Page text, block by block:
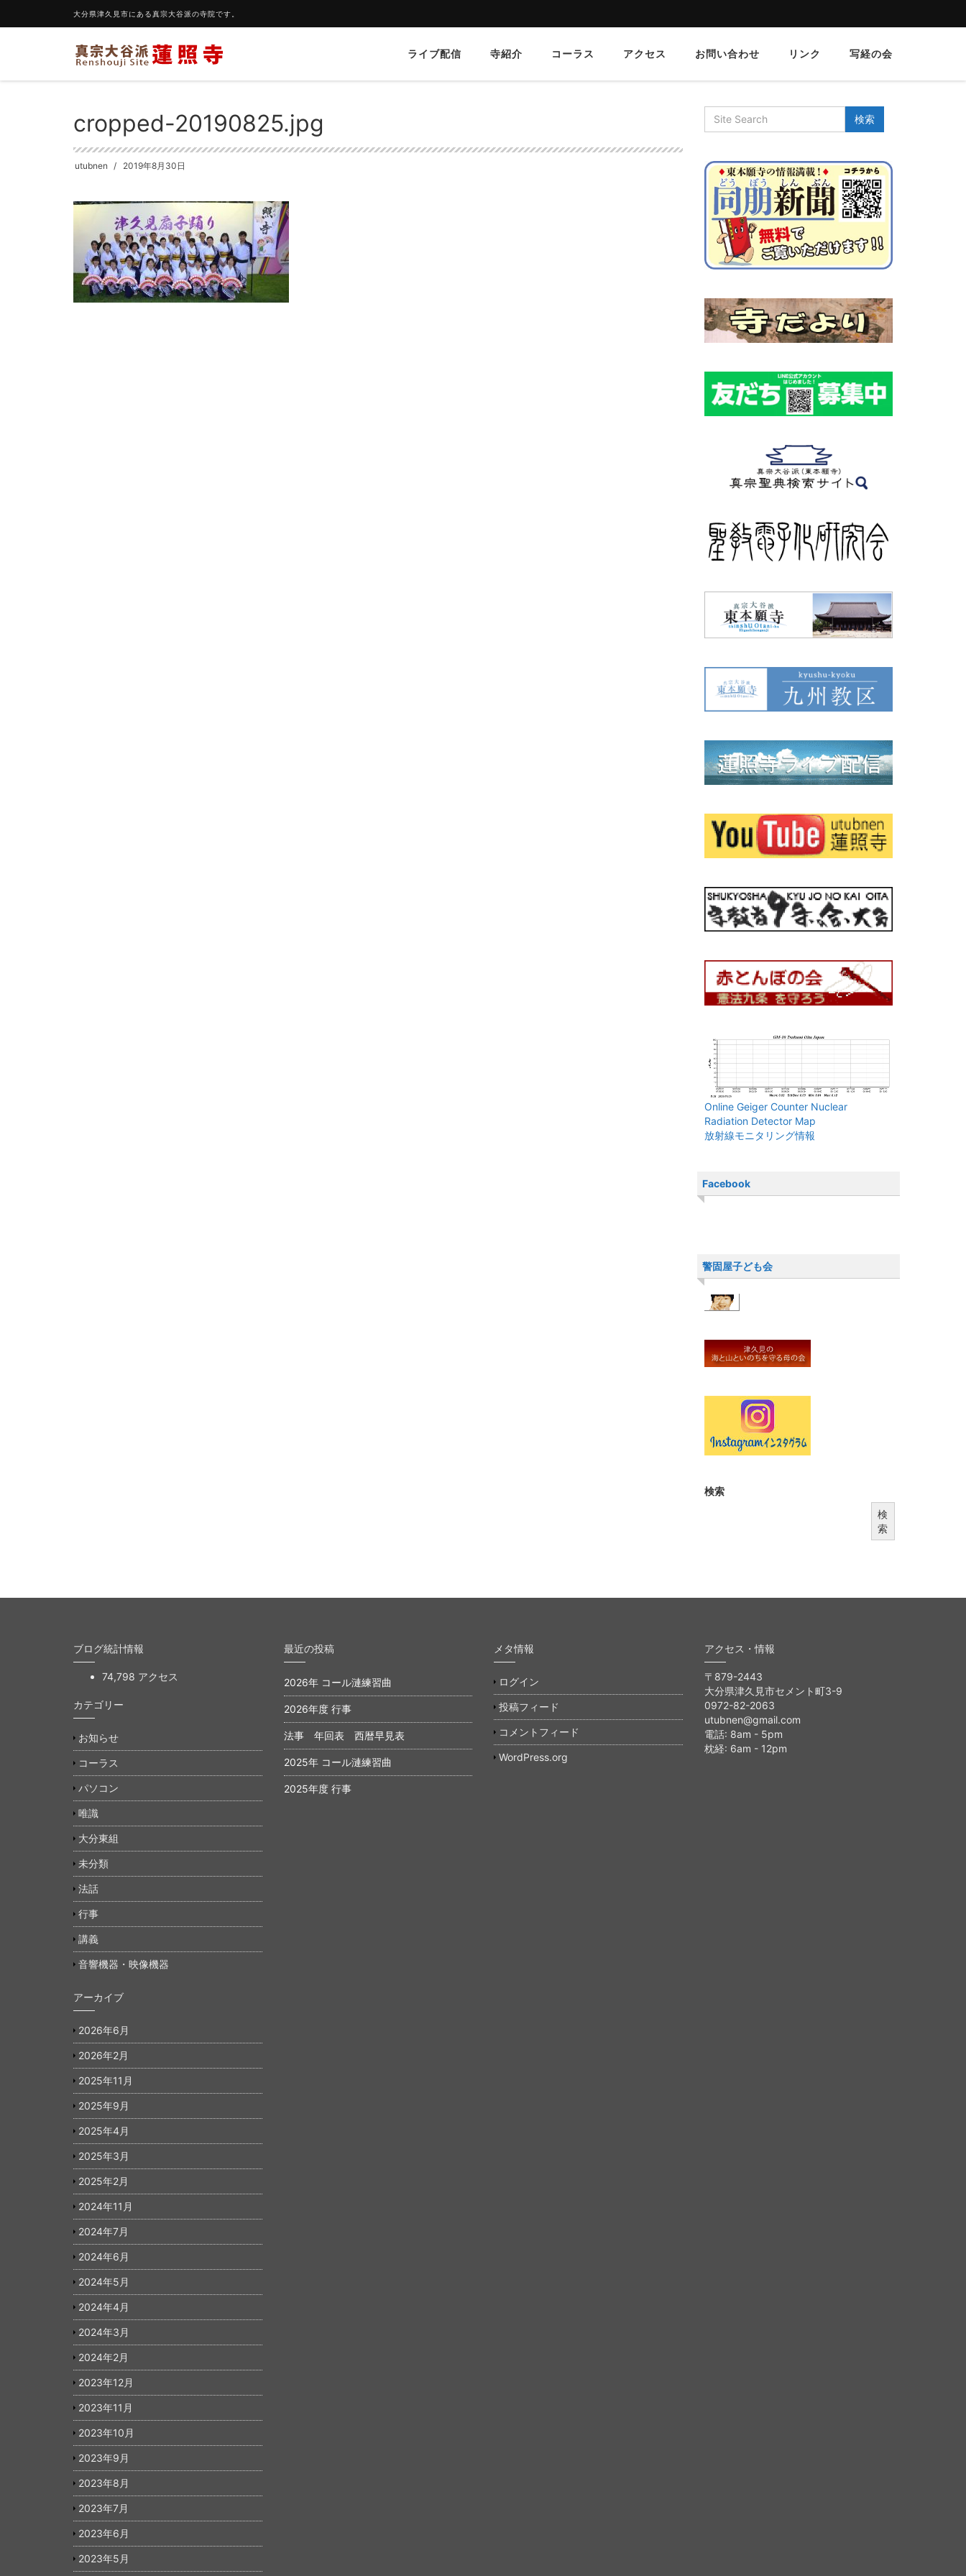
大分県津久見市にある真宗大谷派の寺院です。
ライブ配信 寺紹介 コーラス アクセス お問い合わせ リンク 写経の会
HOME cropped-20190825.jpg
cropped-20190825.jpg
utubnen 2019年8月30日
Online Geiger Counter Nuclear
Radiation Detector Map
放射線モニタリング情報
Facebook
警固屋子ども会
検索
検
索
ブログ統計情報
74,798 アクセス
カテゴリー
お知らせ
コーラス
パソコン
唯識
大分東組
未分類
法話
行事
講義
音響機器・映像機器
アーカイブ
2026年6月
2026年2月
2025年11月
2025年9月
2025年4月
2025年3月
2025年2月
2024年11月
2024年7月
2024年6月
2024年5月
2024年4月
2024年3月
2024年2月
2023年12月
2023年11月
2023年10月
2023年9月
2023年8月
2023年7月
2023年6月
2023年5月
最近の投稿
2026年 コール漣練習曲
2026年度 行事
法事 年回表 西暦早見表
2025年 コール漣練習曲
2025年度 行事
メタ情報
ログイン
投稿フィード
コメントフィード
WordPress.org
アクセス・情報
〒879-2443
大分県津久見市セメント町3-9
0972-82-2063
utubnen@gmail.com
電話: 8am - 5pm
枕経: 6am - 12pm